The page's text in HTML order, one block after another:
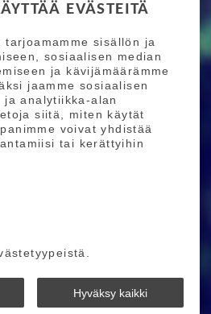
EVÄSTEITÄ
tarjoamamme sisällön ja
sosiaalisen median
ja kävijämäärämme
jaamme sosiaalisen
ja analytiikka-alan
siitä, miten käytät
voivat yhdistää
tai kerättyihin
Hyväksy kaikki
ja pyörähuolto
saat uusimmat edut
tallentamisen (